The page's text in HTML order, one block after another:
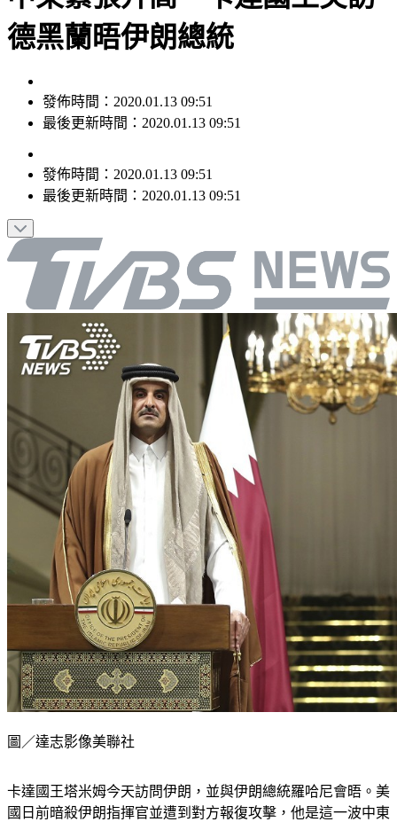
中東緊張升高 卡達國王突訪
德黑蘭晤伊朗總統
發佈時間：2020.01.13 09:51
發佈時間：2020.01.13 09:51
卡達國王塔米姆今天訪問伊朗，並與伊朗總統羅哈尼會晤。美